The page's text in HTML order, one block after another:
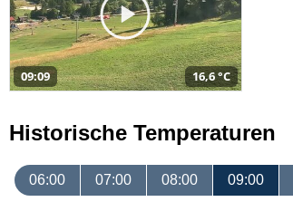
09:09 16,6 °C
Historische Temperaturen
06:00 07:00 08:00 09:00